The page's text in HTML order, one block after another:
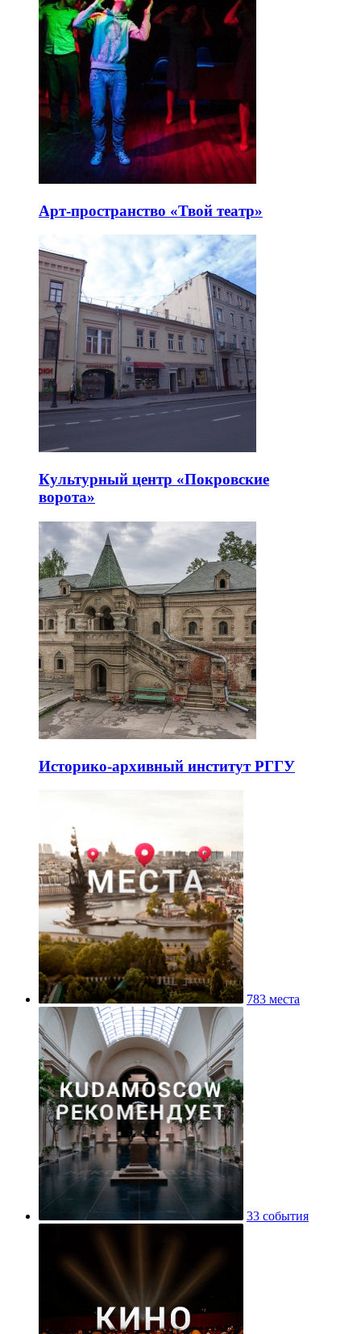
Арт-пространство «Твой театр»
Культурный центр «Покровские
ворота»
Историко-архивный институт РГГУ
783 места
33 события